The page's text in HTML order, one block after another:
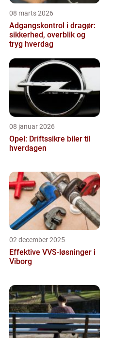
08 marts 2026
Adgangskontrol i dragør:
sikkerhed, overblik og
tryg hverdag
08 januar 2026
Opel: Driftssikre biler til
hverdagen
02 december 2025
Effektive VVS-løsninger i
Viborg